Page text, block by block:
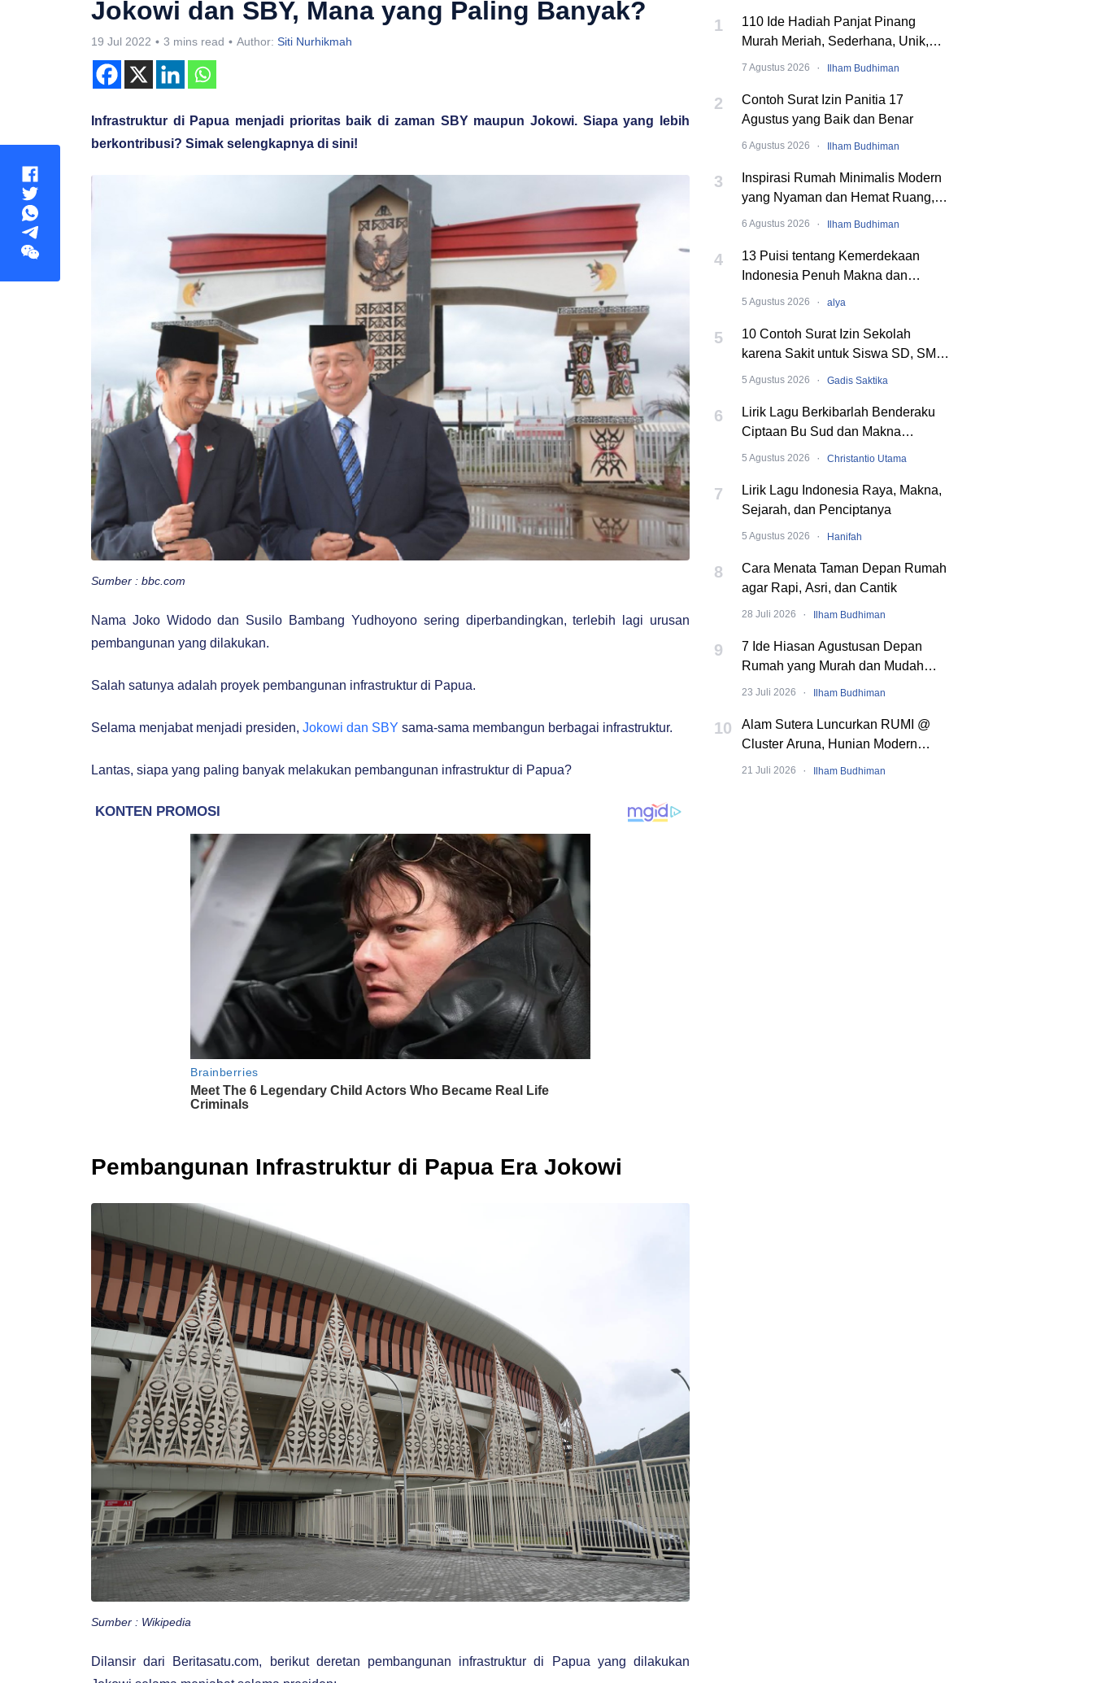
Jokowi dan SBY, Mana yang Paling Banyak?
19 Jul 2022 3 mins read Author: Siti Nurhikmah
1
110 Ide Hadiah Panjat Pinang
Murah Meriah, Sederhana, Unik,
dan Nyeleneh
7 Agustus 2026 · Ilham Budhiman
2
Contoh Surat Izin Panitia 17
Agustus yang Baik dan Benar
6 Agustus 2026 · Ilham Budhiman
3
Inspirasi Rumah Minimalis Modern
yang Nyaman dan Hemat Ruang,
Begini Cara Merancangnya!
6 Agustus 2026 · Ilham Budhiman
4
13 Puisi tentang Kemerdekaan
Indonesia Penuh Makna dan
Menyentuh Hati
5 Agustus 2026 · alya
5
10 Contoh Surat Izin Sekolah
karena Sakit untuk Siswa SD, SMP,
hingga SMA
5 Agustus 2026 · Gadis Saktika
6
Lirik Lagu Berkibarlah Benderaku
Ciptaan Bu Sud dan Makna
Dibaliknya
5 Agustus 2026 · Christantio Utama
7
Lirik Lagu Indonesia Raya, Makna,
Sejarah, dan Penciptanya
5 Agustus 2026 · Hanifah
8
Cara Menata Taman Depan Rumah
agar Rapi, Asri, dan Cantik
28 Juli 2026 · Ilham Budhiman
9
7 Ide Hiasan Agustusan Depan
Rumah yang Murah dan Mudah
Dibuat
23 Juli 2026 · Ilham Budhiman
10
Alam Sutera Luncurkan RUMI @
Cluster Aruna, Hunian Modern
Tropical 2 Lantai di Downtown Alam
21 Juli 2026 · Ilham Budhiman
Infrastruktur di Papua menjadi prioritas baik di zaman SBY maupun Jokowi. Siapa yang lebih
berkontribusi? Simak selengkapnya di sini!
Sumber : bbc.com
Nama Joko Widodo dan Susilo Bambang Yudhoyono sering diperbandingkan, terlebih lagi urusan
pembangunan yang dilakukan.
Salah satunya adalah proyek pembangunan infrastruktur di Papua.
Selama menjabat menjadi presiden, Jokowi dan SBY sama-sama membangun berbagai infrastruktur.
Lantas, siapa yang paling banyak melakukan pembangunan infrastruktur di Papua?
Pembangunan Infrastruktur di Papua Era Jokowi
Sumber : Wikipedia
Dilansir dari Beritasatu.com, berikut deretan pembangunan infrastruktur di Papua yang dilakukan